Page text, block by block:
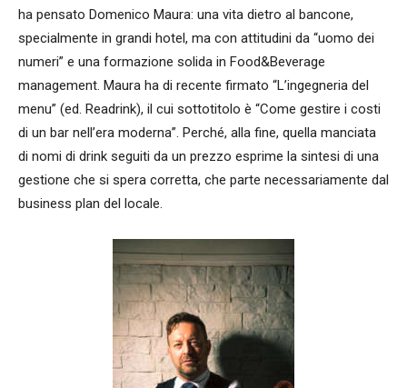
ha pensato Domenico Maura: una vita dietro al bancone,
specialmente in grandi hotel, ma con attitudini da “uomo dei
numeri” e una formazione solida in Food&Beverage
management. Maura ha di recente firmato “L’ingegneria del
menu” (ed. Readrink), il cui sottotitolo è “Come gestire i costi
di un bar nell’era moderna”. Perché, alla fine, quella manciata
di nomi di drink seguiti da un prezzo esprime la sintesi di una
gestione che si spera corretta, che parte necessariamente dal
business plan del locale.